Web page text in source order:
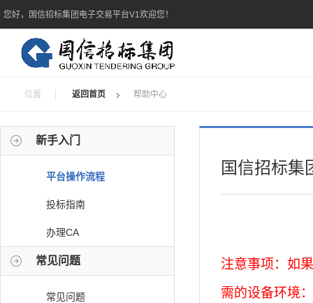
您好，国信招标集团电子交易平台V1欢迎您！
位置 返回首页 帮助中心
新手入门
平台操作流程
投标指南
办理CA
常见问题
常见问题
国信招标集
注意事项：如
需的设备环境